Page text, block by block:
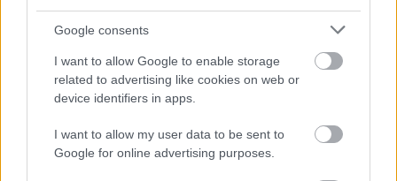
Google consents
I want to allow Google to enable storage
related to advertising like cookies on web or
device identifiers in apps.
I want to allow my user data to be sent to
Google for online advertising purposes.